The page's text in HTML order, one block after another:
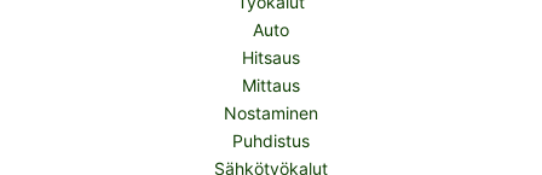
Auto
Hitsaus
Mittaus
Nostaminen
Puhdistus
Sähkötyökalut